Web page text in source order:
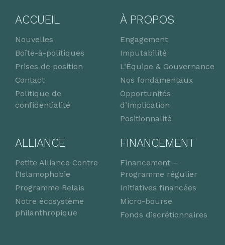
ACCUEIL
Nouvelles
Boîte-à-politiques
Prises de position
Contact
Politique de
confidentialité
À PROPOS
Engagement
Imputabilité
L’Équipe & Gouvernance
Nos fondamentaux
Opportunités
d’Implication
Positionnalité
ALLIANCE
Petite Alliance Contre
l’Islamophobie
Programme Relais
Notre écosystème
philanthropique
FINANCEMENT
Financement –
Programme régulier
Initiatives financées
Micro-bourse
Fonds discrétionnaires